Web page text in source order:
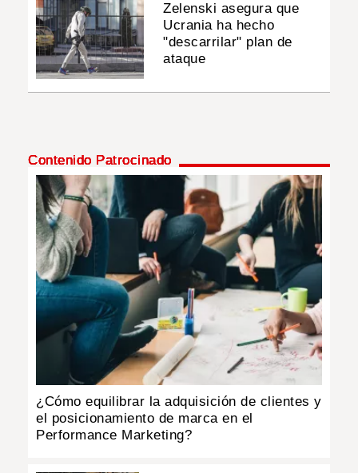
Zelenski asegura que
Ucrania ha hecho
"descarrilar" plan de
ataque
Contenido Patrocinado
¿Cómo equilibrar la adquisición de clientes y
el posicionamiento de marca en el
Performance Marketing?